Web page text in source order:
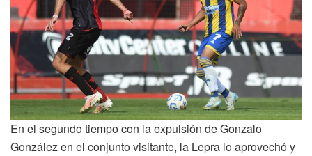
En el segundo tiempo con la expulsión de Gonzalo
González en el conjunto visitante, la Lepra lo aprovechó y